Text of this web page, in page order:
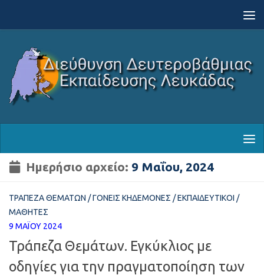
Ημερήσιο αρχείο: 9 Μαΐου, 2024
ΤΡΆΠΕΖΑ ΘΕΜΆΤΩΝ /ΓΟΝΕΊΣ ΚΗΔΕΜΌΝΕΣ /ΕΚΠΑΙΔΕΥΤΙΚΟΊ /
ΜΑΘΗΤΈΣ
9 ΜΑΪ́ΟΥ 2024
Τράπεζα Θεμάτων. Εγκύκλιος με
οδηγίες για την πραγματοποίηση των